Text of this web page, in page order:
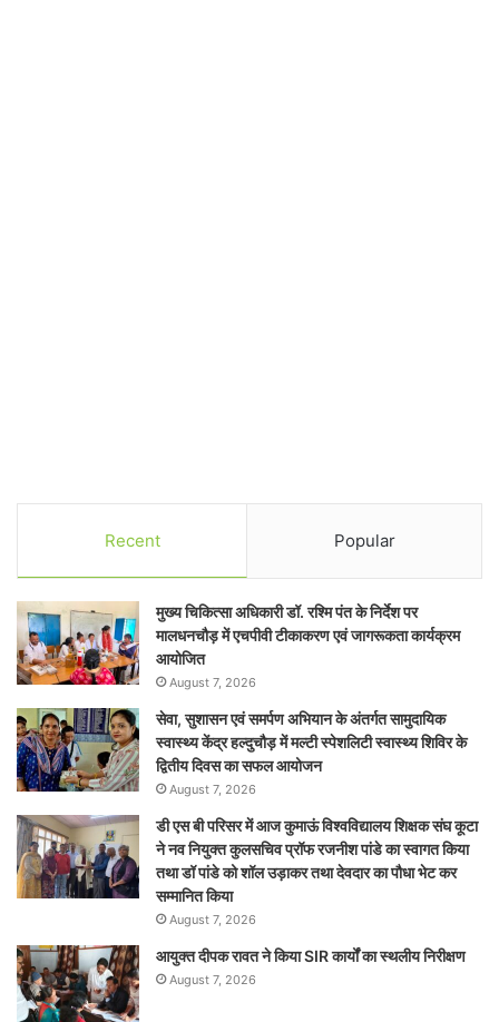
Recent Popular
मुख्य चिकित्सा अधिकारी डॉ. रश्मि पंत के निर्देश पर
मालधनचौड़ में एचपीवी टीकाकरण एवं जागरूकता कार्यक्रम
आयोजित
August 7, 2026
सेवा, सुशासन एवं समर्पण अभियान के अंतर्गत सामुदायिक
स्वास्थ्य केंद्र हल्दुचौड़ में मल्टी स्पेशलिटी स्वास्थ्य शिविर के
द्वितीय दिवस का सफल आयोजन
August 7, 2026
डी एस बी परिसर में आज कुमाऊं विश्वविद्यालय शिक्षक संघ कूटा
ने नव नियुक्त कुलसचिव प्रॉफ रजनीश पांडे का स्वागत किया
तथा डॉ पांडे को शॉल उड़ाकर तथा देवदार का पौधा भेट कर
सम्मानित किया
August 7, 2026
आयुक्त दीपक रावत ने किया SIR कार्यों का स्थलीय निरीक्षण
August 7, 2026